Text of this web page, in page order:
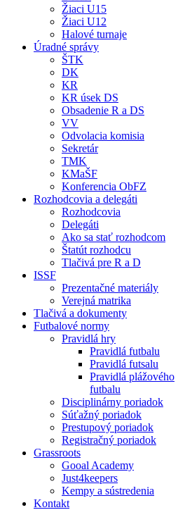
Žiaci U15
Žiaci U12
Halové turnaje
Úradné správy
ŠTK
DK
KR
KR úsek DS
Obsadenie R a DS
VV
Odvolacia komisia
Sekretár
TMK
KMaŠF
Konferencia ObFZ
Rozhodcovia a delegáti
Rozhodcovia
Delegáti
Ako sa stať rozhodcom
Štatút rozhodcu
Tlačivá pre R a D
ISSF
Prezentačné materiály
Verejná matrika
Tlačivá a dokumenty
Futbalové normy
Pravidlá hry
Pravidlá futbalu
Pravidlá futsalu
Pravidlá plážového
futbalu
Disciplinárny poriadok
Súťažný poriadok
Prestupový poriadok
Registračný poriadok
Grassroots
Gooal Academy
Just4keepers
Kempy a sústredenia
Kontakt